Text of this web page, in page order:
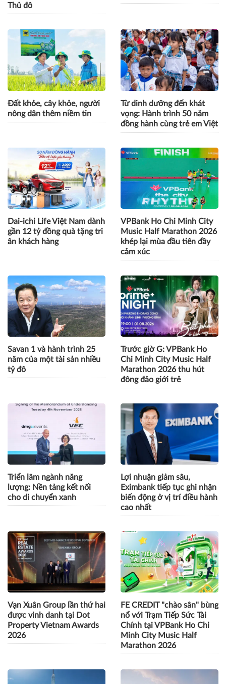
GPBank mở rộng hệ sinh
thái tài chính, đồng hành
cùng nhịp phát triển số của
Thủ đô
Cách Masan kiến tạo nội
lực cho chặng đường tăng
trưởng tiếp theo
Đất khỏe, cây khỏe, người
nông dân thêm niềm tin
Từ dinh dưỡng đến khát
vọng: Hành trình 50 năm
đồng hành cùng trẻ em Việt
Dai-ichi Life Việt Nam dành
gần 12 tỷ đồng quà tặng tri
ân khách hàng
VPBank Ho Chi Minh City
Music Half Marathon 2026
khép lại mùa đầu tiên đầy
cảm xúc
Savan 1 và hành trình 25
năm của một tài sản nhiều
tỷ đô
Trước giờ G: VPBank Ho
Chi Minh City Music Half
Marathon 2026 thu hút
đông đảo giới trẻ
Triển lãm ngành năng
lượng: Nền tảng kết nối
cho di chuyển xanh
Lợi nhuận giảm sâu,
Eximbank tiếp tục ghi nhận
biến động ở vị trí điều hành
cao nhất
Vạn Xuân Group lần thứ hai
FE CREDIT "chào sân" bùng